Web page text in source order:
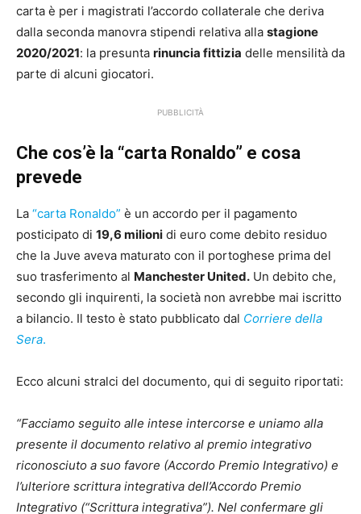
carta è per i magistrati l’accordo collaterale che deriva
dalla seconda manovra stipendi relativa alla stagione
2020/2021: la presunta rinuncia fittizia delle mensilità da
parte di alcuni giocatori.
PUBBLICITÀ
Che cos’è la “carta Ronaldo” e cosa
prevede
La “carta Ronaldo” è un accordo per il pagamento
posticipato di 19,6 milioni di euro come debito residuo
che la Juve aveva maturato con il portoghese prima del
suo trasferimento al Manchester United. Un debito che,
secondo gli inquirenti, la società non avrebbe mai iscritto
a bilancio. Il testo è stato pubblicato dal Corriere della
Sera.
Ecco alcuni stralci del documento, qui di seguito riportati:
“Facciamo seguito alle intese intercorse e uniamo alla
presente il documento relativo al premio integrativo
riconosciuto a suo favore (Accordo Premio Integrativo) e
l’ulteriore scrittura integrativa dell’Accordo Premio
Integrativo (“Scrittura integrativa”). Nel confermare gli